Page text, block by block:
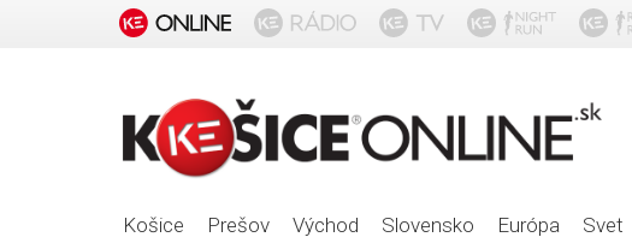
Košice Prešov Východ Slovensko Európa Svet